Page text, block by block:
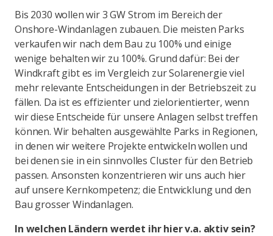
Bis 2030 wollen wir 3 GW Strom im Bereich der
Onshore-Windanlagen zubauen. Die meisten Parks
verkaufen wir nach dem Bau zu 100% und einige
wenige behalten wir zu 100%. Grund dafür: Bei der
Windkraft gibt es im Vergleich zur Solarenergie viel
mehr relevante Entscheidungen in der Betriebszeit zu
fällen. Da ist es effizienter und zielorientierter, wenn
wir diese Entscheide für unsere Anlagen selbst treffen
können. Wir behalten ausgewählte Parks in Regionen,
in denen wir weitere Projekte entwickeln wollen und
bei denen sie in ein sinnvolles Cluster für den Betrieb
passen. Ansonsten konzentrieren wir uns auch hier
auf unsere Kernkompetenz; die Entwicklung und den
Bau grosser Windanlagen.
In welchen Ländern werdet ihr hier v.a. aktiv sein?